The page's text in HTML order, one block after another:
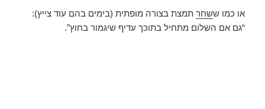
או כמו ששחר תמצת בצורה מופתית (בימים בהם עוד צייץ):
“גם אם השלום מתחיל בתוכך עדיף שיגמור בחוץ”.